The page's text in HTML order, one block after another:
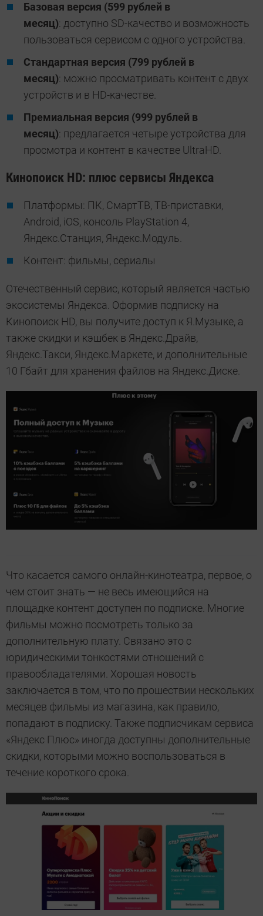
Базовая версия (599 рублей в
месяц): доступно SD-качество и возможность
пользоваться сервисом с одного устройства.
Стандартная версия (799 рублей в
месяц): можно просматривать контент с двух
устройств и в HD-качестве.
Премиальная версия (999 рублей в
месяц): предлагается четыре устройства для
просмотра и контент в качестве UltraHD.
Кинопоиск HD: плюс сервисы Яндекса
Платформы: ПК, СмартТВ, ТВ-приставки,
Android, iOS, консоль PlayStation 4,
Яндекс.Станция, Яндекс.Модуль.
Контент: фильмы, сериалы
Отечественный сервис, который является частью
экосистемы Яндекса. Оформив подписку на
Кинопоиск HD, вы получите доступ к Я.Музыке, а
также скидки и кэшбек в Яндекс.Драйв,
Яндекс.Такси, Яндекс.Маркете, и дополнительные
10 Гбайт для хранения файлов на Яндекс.Диске.
Что касается самого онлайн-кинотеатра, первое, о
чем стоит знать — не весь имеющийся на
площадке контент доступен по подписке. Многие
фильмы можно посмотреть только за
дополнительную плату. Связано это с
юридическими тонкостями отношений с
правообладателями. Хорошая новость
заключается в том, что по прошествии нескольких
месяцев фильмы из магазина, как правило,
попадают в подписку. Также подписчикам сервиса
«Яндекс Плюс» иногда доступны дополнительные
скидки, которыми можно воспользоваться в
течение короткого срока.